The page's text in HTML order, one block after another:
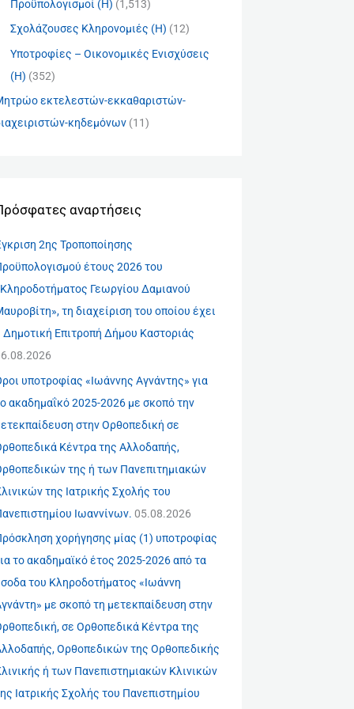
Προϋπολογισμοί (Η) (1,513)
Σχολάζουσες Κληρονομιές (Η) (12)
Υποτροφίες – Οικονομικές Ενισχύσεις
(Η) (352)
εκτελεστών-εκκαθαριστών-
κηδεμόνων (11)
αναρτήσεις
2ης Τροποποίησης
έτους 2026 του
Γεωργίου Δαμιανού
τη διαχείριση του οποίου έχει
Δημοτική Επιτροπή Δήμου Καστοριάς
υποτροφίας «Ιωάννης Αγνάντης» για
ακαδημαΐκό 2025-2026 με σκοπό την
στην Ορθοπεδική σε
Κέντρα της Αλλοδαπής,
της ή των Πανεπιτημιακών
της Ιατρικής Σχολής του
Ιωαννίνων. 05.08.2026
χορήγησης μίας (1) υποτροφίας
το ακαδημαϊκό έτος 2025-2026 από τα
του Κληροδοτήματος «Ιωάννη
με σκοπό τη μετεκπαίδευση στην
σε Ορθοπεδικά Κέντρα της
Ορθοπεδικών της Ορθοπεδικής
ή των Πανεπιστημιακών Κλινικών
Ιατρικής Σχολής του Πανεπιστημίου